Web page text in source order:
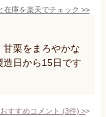
在庫を楽天でチェック >>
栗をまろやかな
日から15日です
すすめコメント (3件) >